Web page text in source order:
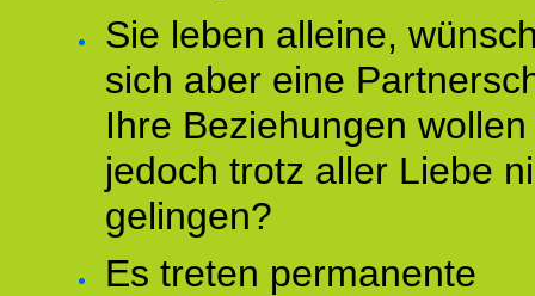
Sie leben alleine,
sich aber eine
Ihre Beziehungen wollen
jedoch trotz aller Liebe
gelingen?
Es treten permanente